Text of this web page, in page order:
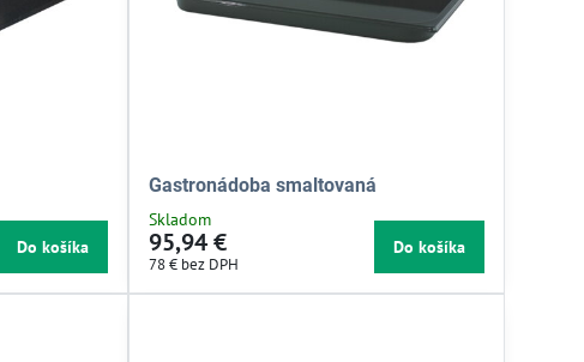
Do košíka
Gastronádoba smaltovaná
Skladom
95,94 €
78 € bez DPH
Do košíka